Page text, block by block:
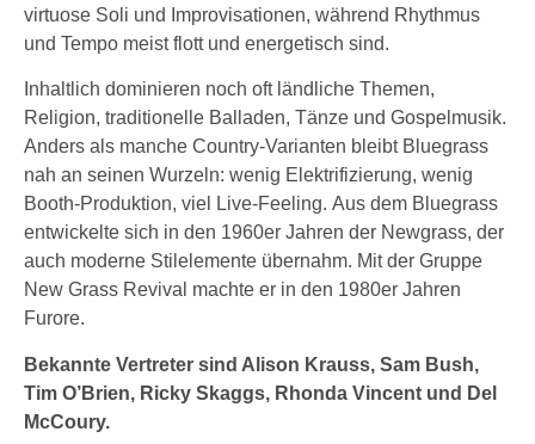
virtuose Soli und Improvisationen, während Rhythmus
und Tempo meist flott und energetisch sind.
Inhaltlich dominieren noch oft ländliche Themen,
Religion, traditionelle Balladen, Tänze und Gospelmusik.
Anders als manche Country-Varianten bleibt Bluegrass
nah an seinen Wurzeln: wenig Elektrifizierung, wenig
Booth-Produktion, viel Live-Feeling. Aus dem Bluegrass
entwickelte sich in den 1960er Jahren der Newgrass, der
auch moderne Stilelemente übernahm. Mit der Gruppe
New Grass Revival machte er in den 1980er Jahren
Furore.
Bekannte Vertreter sind Alison Krauss, Sam Bush,
Tim O’Brien, Ricky Skaggs, Rhonda Vincent und Del
McCoury.